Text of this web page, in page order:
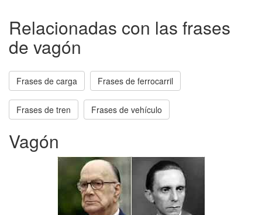
Relacionadas con las frases
de vagón
Frases de carga Frases de ferrocarril
Frases de tren Frases de vehículo
Vagón